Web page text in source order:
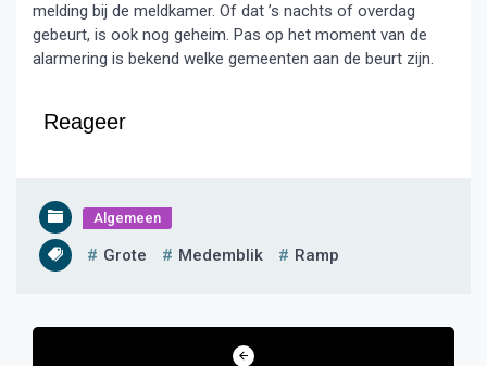
melding bij de meldkamer. Of dat ’s nachts of overdag
gebeurt, is ook nog geheim. Pas op het moment van de
alarmering is bekend welke gemeenten aan de beurt zijn.
Reageer
Algemeen
Grote Medemblik Ramp
Bericht